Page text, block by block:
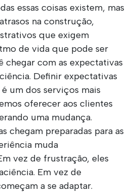
essas coisas existem, mas
na construção,
que exigem
de vida que pode ser
chegar com as expectativas
Definir expectativas
um dos serviços mais
oferecer aos clientes
uma mudança.
chegam preparadas para as
muda
vez de frustração, eles
Em vez de
a se adaptar.